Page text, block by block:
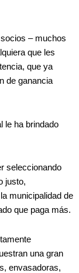
– muchos
que les
que ya
de ganancia
le ha brindado
seleccionando
justo,
municipalidad de
que paga más.
una gran
envasadoras,